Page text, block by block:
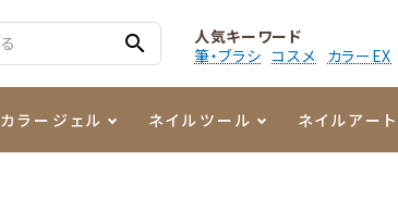
search
人気キーワード
筆・ブラシ コスメ カラーEX
カラージェル ネイルツール ネイルアート